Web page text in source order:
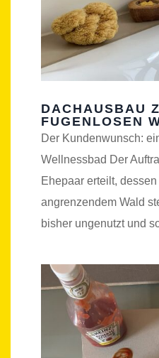
DACHAUSBAU
FUGENLOSEN
Der Kundenwunsch:
Wellnessbad Der
Ehepaar erteilt,
angrenzendem Wald
bisher ungenutzt und